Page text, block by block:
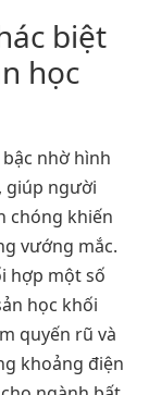
biệt
học
nhờ hình
giúp người
chóng khiến
vướng mắc.
hợp một số
học khối
quyến rũ và
khoảng điện